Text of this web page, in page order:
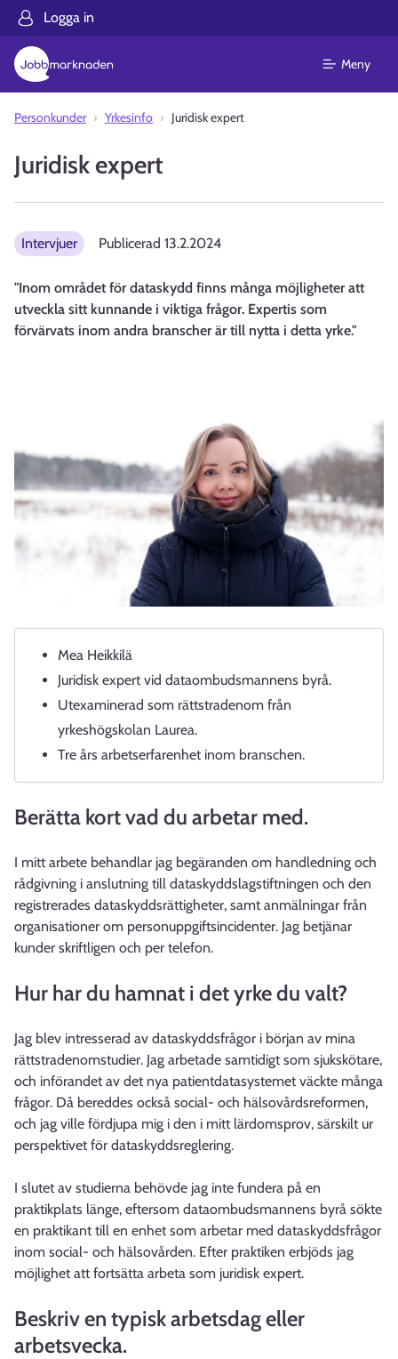
Logga in
Meny
Personkunder Yrkesinfo Juridisk expert
Juridisk expert
Intervjuer Publicerad 13.2.2024
"Inom området för dataskydd finns många möjligheter att
utveckla sitt kunnande i viktiga frågor. Expertis som
förvärvats inom andra branscher är till nytta i detta yrke."
Mea Heikkilä
Juridisk expert vid dataombudsmannens byrå.
Utexaminerad som rättstradenom från
yrkeshögskolan Laurea.
Tre års arbetserfarenhet inom branschen.
Berätta kort vad du arbetar med.
I mitt arbete behandlar jag begäranden om handledning och
rådgivning i anslutning till dataskyddslagstiftningen och den
registrerades dataskyddsrättigheter, samt anmälningar från
organisationer om personuppgiftsincidenter. Jag betjänar
kunder skriftligen och per telefon.
Hur har du hamnat i det yrke du valt?
Jag blev intresserad av dataskyddsfrågor i början av mina
rättstradenomstudier. Jag arbetade samtidigt som sjukskötare,
och införandet av det nya patientdatasystemet väckte många
frågor. Då bereddes också social- och hälsovårdsreformen,
och jag ville fördjupa mig i den i mitt lärdomsprov, särskilt ur
perspektivet för dataskyddsreglering.
I slutet av studierna behövde jag inte fundera på en
praktikplats länge, eftersom dataombudsmannens byrå sökte
en praktikant till en enhet som arbetar med dataskyddsfrågor
inom social- och hälsovården. Efter praktiken erbjöds jag
möjlighet att fortsätta arbeta som juridisk expert.
Beskriv en typisk arbetsdag eller
arbetsvecka.